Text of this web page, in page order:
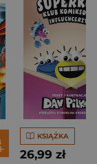
KSIĄŻKA
26,99 zł